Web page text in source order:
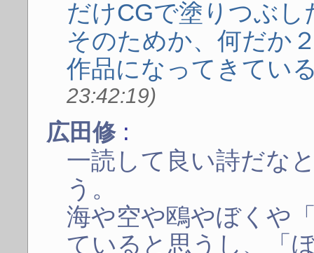
だけCGで塗りつぶ
そのためか、何だか
作品になってきてい
23:42:19)
広田修 :
一読して良い詩だな
う。
海や空や鴎やぼくや
ていると思うし、「